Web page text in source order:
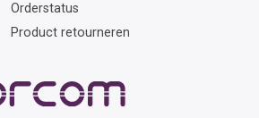
Orderstatus
Product retourneren